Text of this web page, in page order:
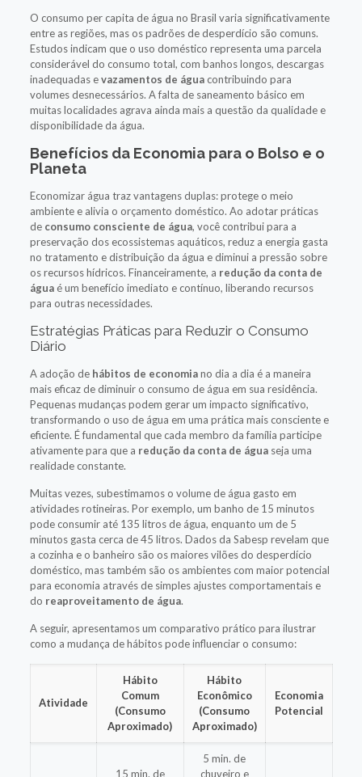
O consumo per capita de água no Brasil varia significativamente
entre as regiões, mas os padrões de desperdício são comuns.
Estudos indicam que o uso doméstico representa uma parcela
considerável do consumo total, com banhos longos, descargas
inadequadas evazamentos de águacontribuindo para
volumes desnecessários. A falta de saneamento básico em
muitas localidades agrava ainda mais a questão da qualidade e
disponibilidade da água.
Benefícios da Economia para o Bolso e o
Planeta
Economizar água traz vantagens duplas: protege o meio
ambiente e alivia o orçamento doméstico. Ao adotar práticas
de consumo consciente de água, você contribui para a
preservação dos ecossistemas aquáticos, reduz a energia gasta
no tratamento e distribuição da água e diminui a pressão sobre
os recursos hídricos. Financeiramente, a redução da conta de
águaé um benefício imediato e contínuo, liberando recursos
para outras necessidades.
Estratégias Práticas para Reduzir o Consumo
Diário
A adoção de hábitos de economiano dia a dia é a maneira
mais eficaz de diminuir o consumo de água em sua residência.
Pequenas mudanças podem gerar um impacto significativo,
transformando o uso de água em uma prática mais consciente e
eficiente. É fundamental que cada membro da família participe
ativamente para que a redução da conta de águaseja uma
realidade constante.
Muitas vezes, subestimamos o volume de água gasto em
atividades rotineiras. Por exemplo, um banho de 15 minutos
pode consumir até 135 litros de água, enquanto um de 5
minutos gasta cerca de 45 litros. Dados da Sabesp revelam que
a cozinha e o banheiro são os maiores vilões do desperdício
doméstico, mas também são os ambientes com maior potencial
para economia através de simples ajustes comportamentais e
do reaproveitamento de água.
A seguir, apresentamos um comparativo prático para ilustrar
como a mudança de hábitos pode influenciar o consumo:
Atividade
Hábito
Comum
(Consumo
Aproximado)
Hábito
Econômico
(Consumo
Aproximado)
Economia
Potencial
15 min. de
5 min. de
chuveiro e